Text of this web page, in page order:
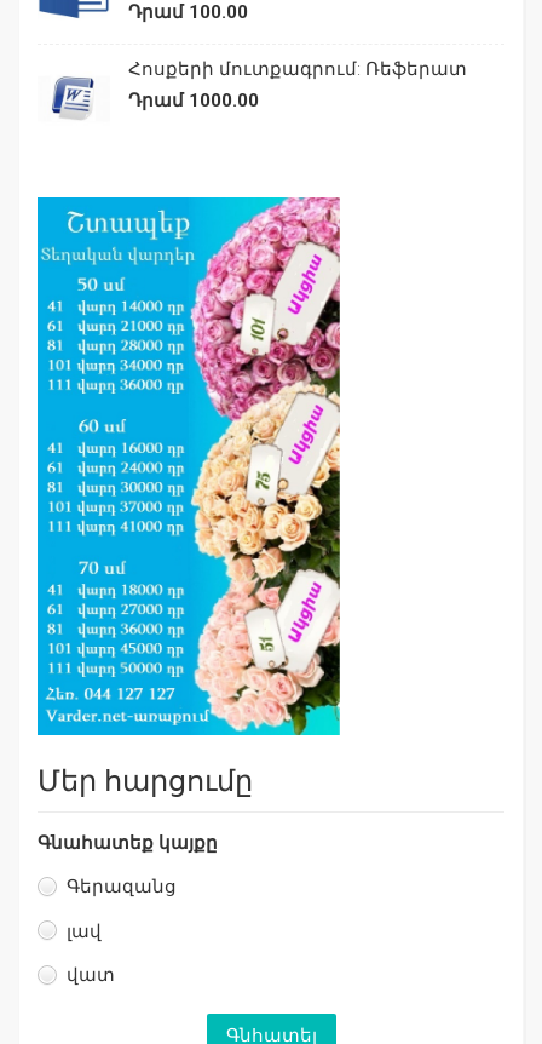
Դրամ 100.00
Հոսքերի մուտքագրում: Ռեֆերատ
Դրամ 1000.00
Մեր հարցումը
Գնահատեք կայքը
Գերազանց
լավ
վատ